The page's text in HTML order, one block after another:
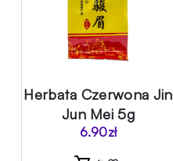
Herbata Czerwona Jin
Jun Mei 5g
6.90zł